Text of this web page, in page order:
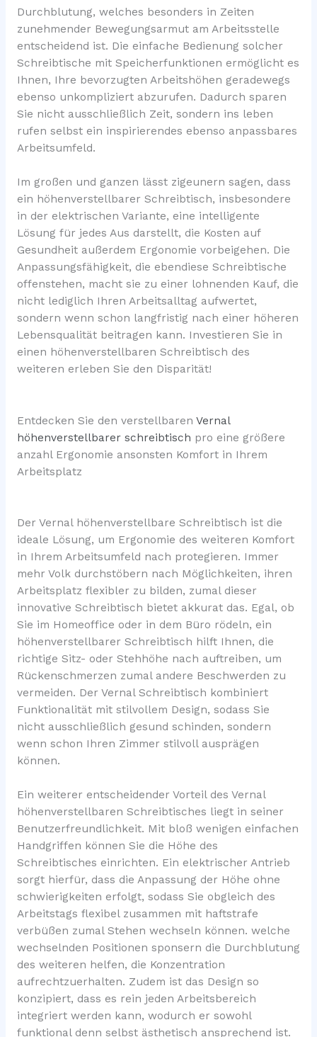
Durchblutung, welches besonders in Zeiten
zunehmender Bewegungsarmut am Arbeitsstelle
entscheidend ist. Die einfache Bedienung solcher
Schreibtische mit Speicherfunktionen ermöglicht es
Ihnen, Ihre bevorzugten Arbeitshöhen geradewegs
ebenso unkompliziert abzurufen. Dadurch sparen
Sie nicht ausschließlich Zeit, sondern ins leben
rufen selbst ein inspirierendes ebenso anpassbares
Arbeitsumfeld.
Im großen und ganzen lässt zigeunern sagen, dass
ein höhenverstellbarer Schreibtisch, insbesondere
in der elektrischen Variante, eine intelligente
Lösung für jedes Aus darstellt, die Kosten auf
Gesundheit außerdem Ergonomie vorbeigehen. Die
Anpassungsfähigkeit, die ebendiese Schreibtische
offenstehen, macht sie zu einer lohnenden Kauf, die
nicht lediglich Ihren Arbeitsalltag aufwertet,
sondern wenn schon langfristig nach einer höheren
Lebensqualität beitragen kann. Investieren Sie in
einen höhenverstellbaren Schreibtisch des
weiteren erleben Sie den Disparität!
Entdecken Sie den verstellbaren Vernal
höhenverstellbarer schreibtisch pro eine größere
anzahl Ergonomie ansonsten Komfort in Ihrem
Arbeitsplatz
Der Vernal höhenverstellbare Schreibtisch ist die
ideale Lösung, um Ergonomie des weiteren Komfort
in Ihrem Arbeitsumfeld nach protegieren. Immer
mehr Volk durchstöbern nach Möglichkeiten, ihren
Arbeitsplatz flexibler zu bilden, zumal dieser
innovative Schreibtisch bietet akkurat das. Egal, ob
Sie im Homeoffice oder in dem Büro rödeln, ein
höhenverstellbarer Schreibtisch hilft Ihnen, die
richtige Sitz- oder Stehhöhe nach auftreiben, um
Rückenschmerzen zumal andere Beschwerden zu
vermeiden. Der Vernal Schreibtisch kombiniert
Funktionalität mit stilvollem Design, sodass Sie
nicht ausschließlich gesund schinden, sondern
wenn schon Ihren Zimmer stilvoll ausprägen
können.
Ein weiterer entscheidender Vorteil des Vernal
höhenverstellbaren Schreibtisches liegt in seiner
Benutzerfreundlichkeit. Mit bloß wenigen einfachen
Handgriffen können Sie die Höhe des
Schreibtisches einrichten. Ein elektrischer Antrieb
sorgt hierfür, dass die Anpassung der Höhe ohne
schwierigkeiten erfolgt, sodass Sie obgleich des
Arbeitstags flexibel zusammen mit haftstrafe
verbüßen zumal Stehen wechseln können. welche
wechselnden Positionen sponsern die Durchblutung
des weiteren helfen, die Konzentration
aufrechtzuerhalten. Zudem ist das Design so
konzipiert, dass es rein jeden Arbeitsbereich
integriert werden kann, wodurch er sowohl
funktional denn selbst ästhetisch ansprechend ist.